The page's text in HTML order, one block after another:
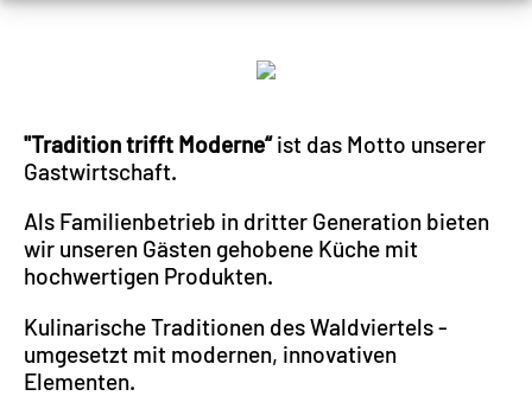
"Tradition trifft Moderne“ist das Motto unserer
Gastwirtschaft.
Als Familienbetrieb in dritter Generation bieten
wir unseren Gästen gehobene Küche mit
hochwertigen Produkten.
Kulinarische Traditionen des Waldviertels -
umgesetzt mit modernen, innovativen
Elementen.